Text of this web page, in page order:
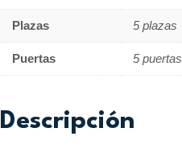
Plazas 5 plazas
Puertas 5 puertas
Descripción